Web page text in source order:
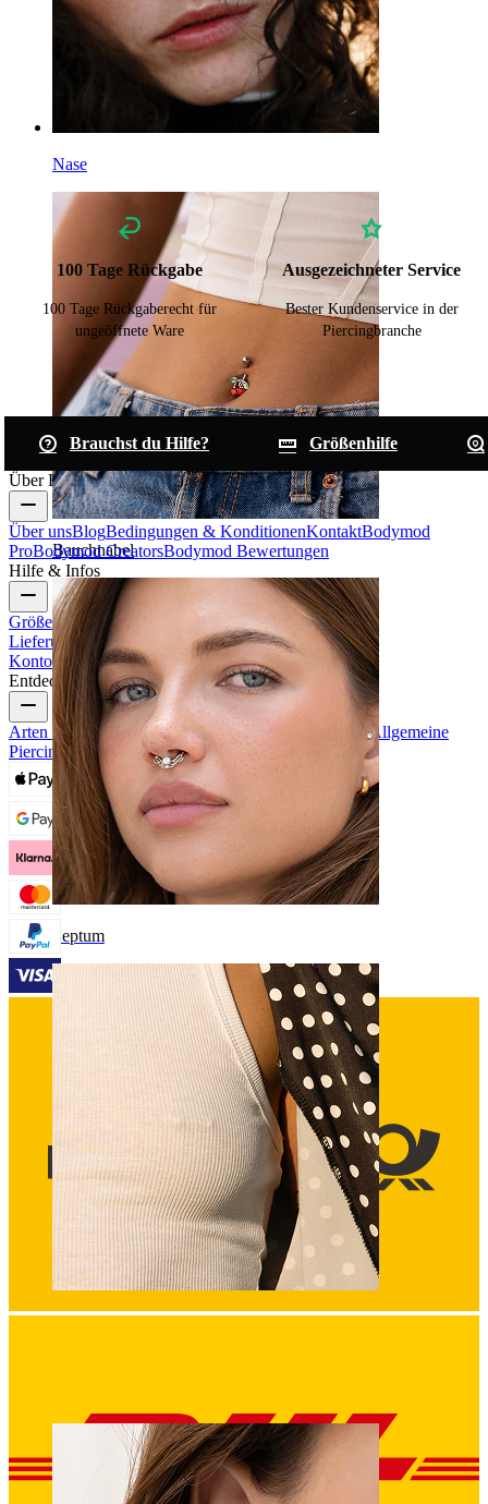
Nase
Bauchnabel
Septum
Brustwarzen
100 Tage Rückgabe
100 Tage Rückgaberecht für
ungeöffnete Ware
Ausgezeichneter Service
Bester Kundenservice in der
Piercingbranche
Brauchst du Hilfe?
Größenhilfe
Über Bodymod
Über unsBlogBedingungen & KonditionenKontaktBodymod
ProBodymod CreatorsBodymod Bewertungen
Hilfe & Infos
GrößenhilfeBestellung verfolgen
Informationen zur
LieferungRücksendung & StornierungZahlungMein
KontoBodymod Support
Entdecke
Arten von PiercingsMaterialien für PiercingschmuckAllgemeine
Piercingprobleme und Pflege